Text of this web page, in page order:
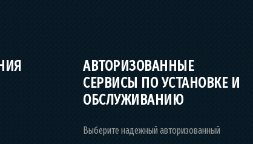
АВТОРИЗОВАННЫЕ
СЕРВИСЫ ПО УСТАНОВКЕ И
ОБСЛУЖИВАНИЮ
Выберите надежный авторизованный